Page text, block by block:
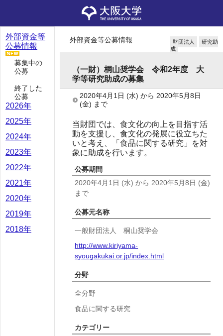
外部資金等
公募情報
募集中の
公募
終了した
公募
2026年
2025年
2024年
2023年
2022年
2021年
2020年
2019年
2018年
外部資金等公募情報 財団法人
研究助
成
（一財）桐山奨学会 令和2年度 大
学等研究助成の募集
2020年4月1日 (水) から 2020年5月8日
(金) まで
当財団では、食文化の向上を目指す活
動を支援し、食文化の発展に役立ちた
いと考え、「食品に関する研究」を対
象に助成を行います。
公募期間
2020年4月1日 (水) から 2020年5月8日 (金)
まで
公募元名称
一般財団法人 桐山奨学会
http://www.kiriyama-
syougakukai.or.jp/index.html
分野
全分野
食品に関する研究
カテゴリー